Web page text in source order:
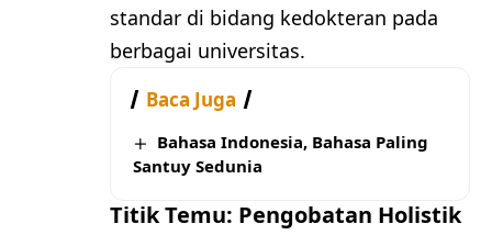
standar di bidang kedokteran pada
berbagai universitas.
Baca Juga
Bahasa Indonesia, Bahasa Paling
Santuy Sedunia
Titik Temu: Pengobatan Holistik